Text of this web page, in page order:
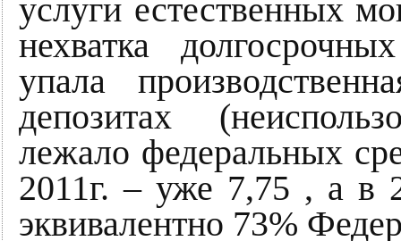
услуги естественных
нехватка
упала
депозитах
лежало федеральных
2011г. – уже 7,75 , а в
эквивалентно 73%